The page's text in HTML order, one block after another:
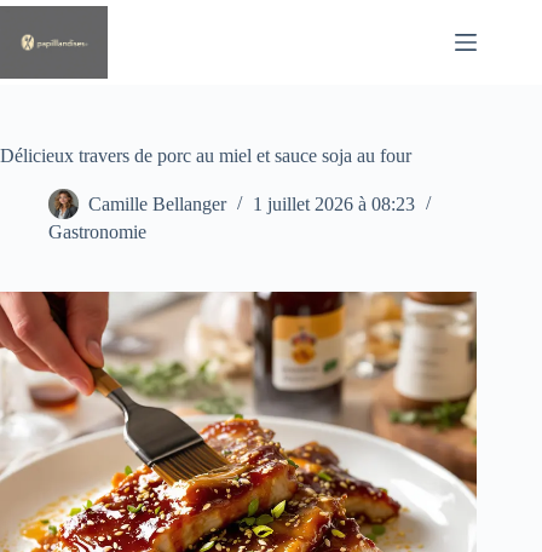
Passer
contenu
Délicieux travers de porc au miel et sauce soja au four
Camille Bellanger
1 juillet 2026 à 08:23
Gastronomie